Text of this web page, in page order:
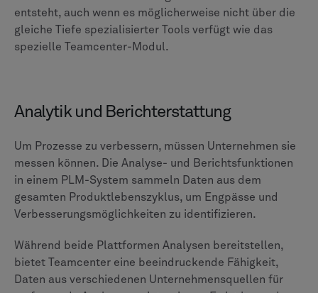
und SolidWorks, effizient verwaltet werden. Es ist also
eine gute Wahl für Unternehmen mit einer vielfältigen
Konstruktionsumgebung. Die Integration mit ERP-
Systemen wie SAP und Oracle wird durch
native Verbindung zur 3DEXPERIENCE-Plattform von
Umgebung für Unternehmen, die CATIA für die
Konstruktion, SIMULIA für die Simulation und DELMIA
für die Fertigung verwenden.
Für Organisationen, die sich dem Dassault-Ökosystem
Arbeitsablauf und eine einzige Informationsquelle. Die
Integration mit CAD- und ERP-Systemen von
Drittanbietern hängt häufig von Lösungen ab, die von